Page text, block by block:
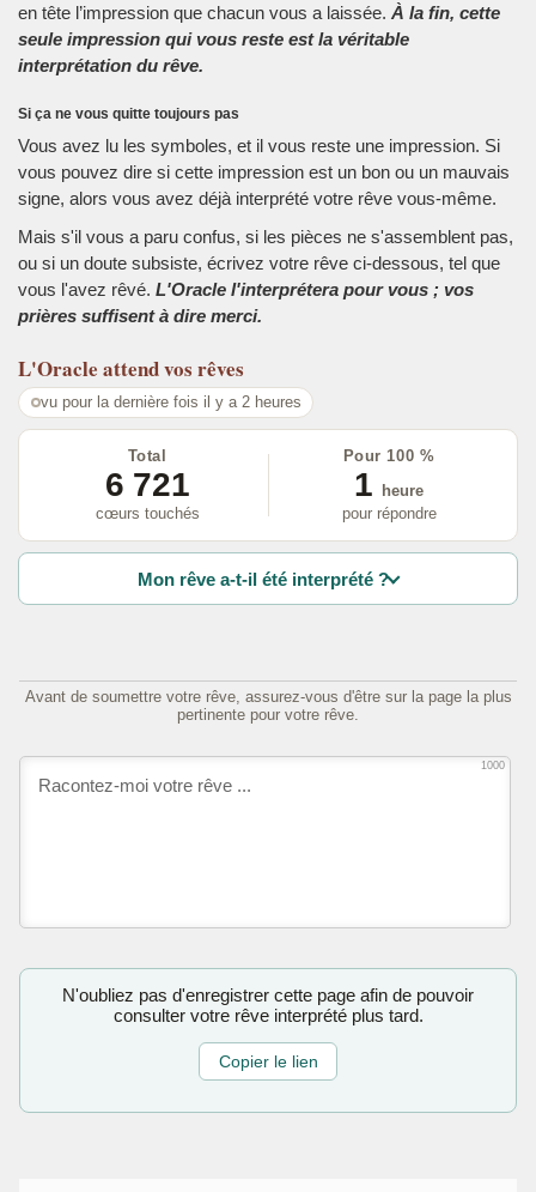
en tête l’impression que chacun vous a laissée. À la fin, cette
seule impression qui vous reste est la véritable
interprétation du rêve.
Si ça ne vous quitte toujours pas
Vous avez lu les symboles, et il vous reste une impression. Si
vous pouvez dire si cette impression est un bon ou un mauvais
signe, alors vous avez déjà interprété votre rêve vous-même.
Mais s'il vous a paru confus, si les pièces ne s'assemblent pas,
ou si un doute subsiste, écrivez votre rêve ci-dessous, tel que
vous l'avez rêvé. L'Oracle l'interprétera pour vous ; vos
prières suffisent à dire merci.
L'Oracle attend vos rêves
vu pour la dernière fois il y a 2 heures
Total
6 721
cœurs touchés
Pour 100 %
1
heure
pour répondre
Mon rêve a-t-il été interprété ?
Avant de soumettre votre rêve, assurez-vous d'être sur la page la plus
pertinente pour votre rêve.
1000
N'oubliez pas d'enregistrer cette page afin de pouvoir
consulter votre rêve interprété plus tard.
Copier le lien